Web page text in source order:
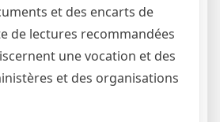
et des encarts de
de lectures recommandées
une vocation et des
et des organisations